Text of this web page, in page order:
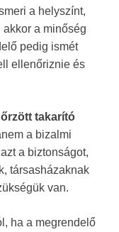
a helyszínt,
a minőség
pedig ismét
ellenőriznie és
takarító
a bizalmi
a biztonságot,
társasházaknak
van.
ha a megrendelő